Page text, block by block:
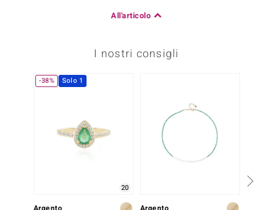
All'articolo
I nostri consigli
-38% Solo 1
20